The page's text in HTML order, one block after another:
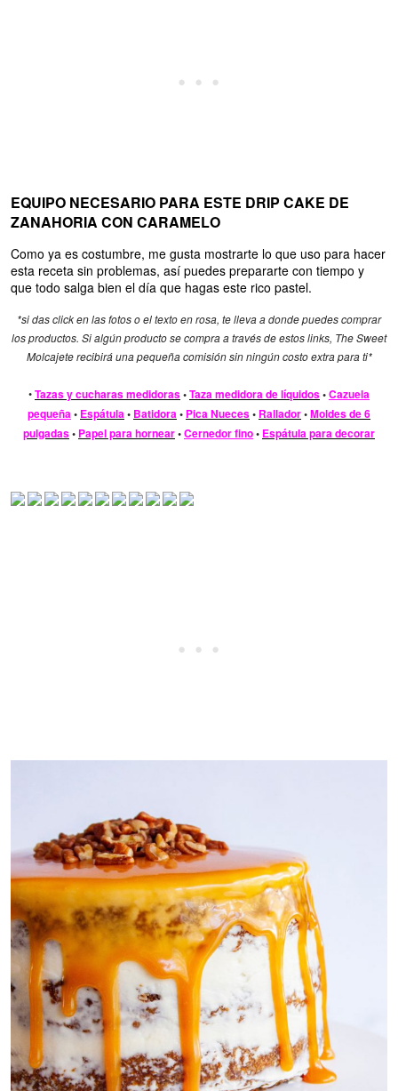
EQUIPO NECESARIO PARA ESTE DRIP CAKE DE
ZANAHORIA CON CARAMELO
Como ya es costumbre, me gusta mostrarte lo que uso para hacer
esta receta sin problemas, así puedes prepararte con tiempo y
que todo salga bien el día que hagas este rico pastel.
*si das click en las fotos o el texto en rosa, te lleva a donde puedes comprar
los productos. Si algún producto se compra a través de estos links, The Sweet
Molcajete recibirá una pequeña comisión sin ningún costo extra para ti*
•Tazas y cucharas medidoras•Taza medidora de líquidos•Cazuela
pequeña• Espátula• Batidora• Pica Nueces• Rallador•Moldes de 6
pulgadas• Papel para hornear•Cernedor fino• Espátula para decorar